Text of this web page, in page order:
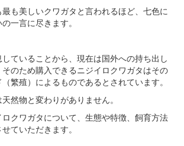
も美しいクワガタと言われるほど、七色に
一言に尽きます。
ていることから、現在は国外への持ち出し
のため購入できるニジイロクワガタはその
繁殖）によるものであるとされています。
然物と変わりがありません。
クワガタについて、生態や特徴、飼育方法
ていただきます。